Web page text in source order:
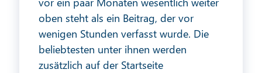
oben steht als ein Beitrag, der vor
wenigen Stunden verfasst wurde. Die
beliebtesten unter ihnen werden
zusätzlich auf der Startseite